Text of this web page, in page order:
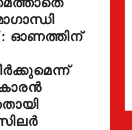
: ഓണത്തിന്